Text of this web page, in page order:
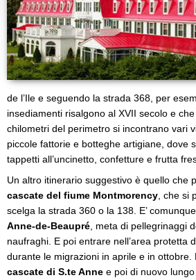
de l’Ile e seguendo la strada 368, per
insediamenti risalgono al XVII secolo e
chilometri del perimetro si incontrano vari
piccole fattorie e botteghe artigiane, dove
tappetti all’uncinetto, confetture e frutta
Un altro itinerario suggestivo è quello che
cascate del fiume Montmorency , che
scelga la strada 360 o la 138. E’
Anne-de-Beaupré , meta di pellegrinaggi
naufraghi. E poi entrare nell’area protetta
durante le migrazioni in aprile e in ottobre.
cascate di S.te Anne e poi di nuovo